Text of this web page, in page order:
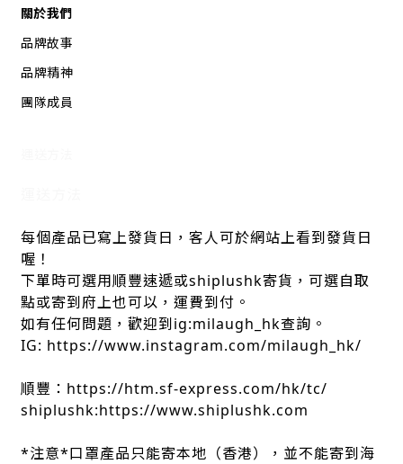
關於我們
品牌故事
品牌精神
團隊成員
每個產品已寫上發貨日，客人可於網站上看到發貨日
喔！
下單時可選用順豐速遞或shiplushk寄貨，可選自取
點或寄到府上也可以，運費到付。
如有任何問題，歡迎到ig:milaugh_hk查詢。
IG: https://www.instagram.com/milaugh_hk/
順豐：https://htm.sf-express.com/hk/tc/
shiplushk:https://www.shiplushk.com
*注意*口罩產品只能寄本地（香港），並不能寄到海